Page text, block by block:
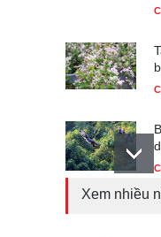
Xem nhiều